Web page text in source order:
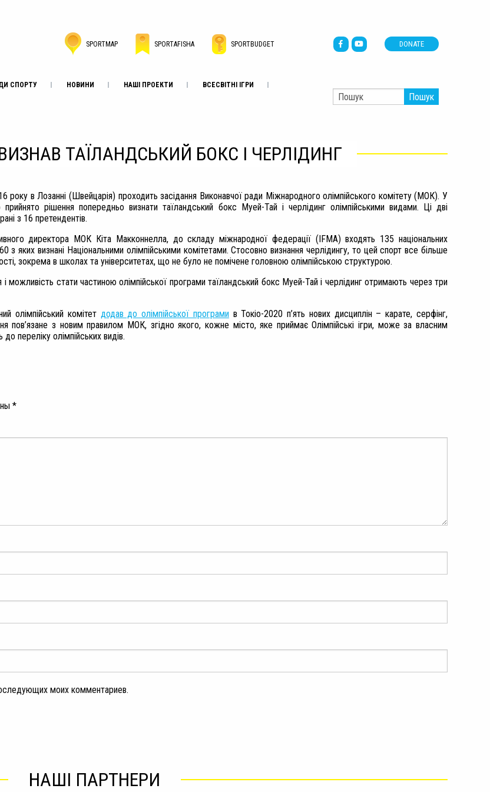
SPORTMAP SPORTAFISHA SPORTBUDGET DONATE
СПОРТУ НОВИНИ НАШІ ПРОЕКТИ ВСЕСВІТНІ ІГРИ
Пошук
ТАЇЛАНДСЬКИЙ БОКС І ЧЕРЛІДИНГ
року в Лозанні (Швейцарія) проходить засідання Виконавчої ради Міжнародного олімпійського комітету (МОК). У
рішення попередньо визнати таїландський бокс Муей-Тай і черлідинг олімпійськими видами. Ці дві
з 16 претендентів.
директора МОК Кіта Макконнелла, до складу міжнародної федерації (IFMA) входять 135 національних
з яких визнані Національними олімпійськими комітетами. Стосовно визнання черлідингу, то цей спорт все більше
зокрема в школах та університетах, що не було не помічене головною олімпійською структурою.
і можливість стати частиною олімпійської програми таїландський бокс Муей-Тай і черлідинг отримають через три
олімпійський комітет додав до олімпійської програми в Токіо-2020 п’ять нових дисциплін – карате, серфінг,
пов’язане з новим правилом МОК, згідно якого, кожне місто, яке приймає Олімпійські ігри, може за власним
переліку олімпійських видів.
*
моих комментариев.
НАШІ ПАРТНЕРИ